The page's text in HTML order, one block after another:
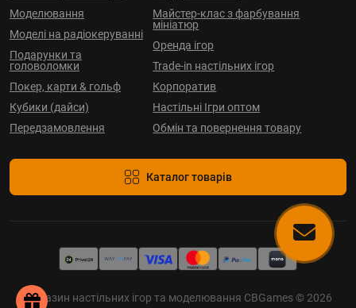
Моделювання
Моделі на радіокеруванні
Подарунки та
головоломки
Покер, карти & гольф
Кубики (дайси)
Передзамовлення
Майстер-клас з фарбування
мініатюр
Оренда ігор
Trade-in настільних ігор
Корпоратив
Настільні Ігри оптом
Обмін та повернення товару
Каталог товарів
Магазин настільних ігор та моделювання CBGames © 2026